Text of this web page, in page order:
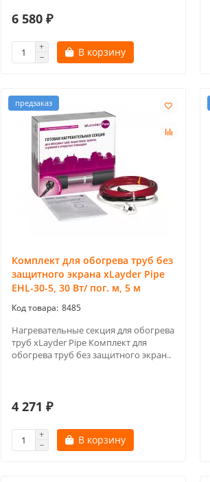
6 580 ₽
В корзину
предзаказ
Комплект для обогрева труб без
защитного экрана xLayder Pipe
EHL-30-5, 30 Вт/ пог. м, 5 м
8485
Нагревательные секция для обогрева
труб xLayder Pipe Комплект для
обогрева труб без защитного экран..
4 271 ₽
В корзину